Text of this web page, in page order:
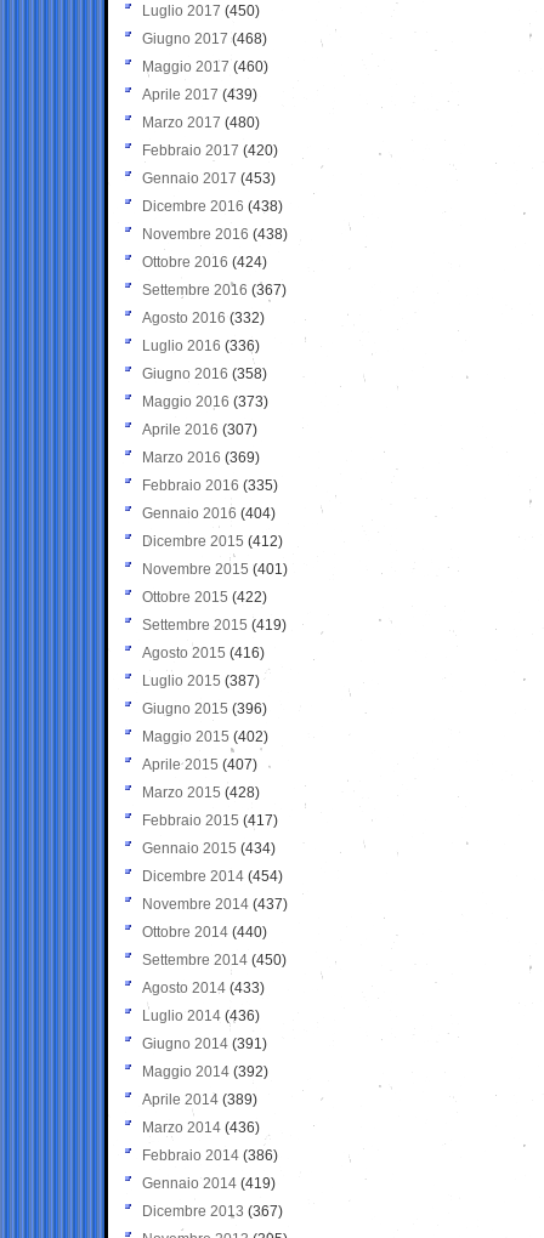
Luglio 2017 (450)
Giugno 2017 (468)
Maggio 2017 (460)
Aprile 2017 (439)
Marzo 2017 (480)
Febbraio 2017 (420)
Gennaio 2017 (453)
Dicembre 2016 (438)
Novembre 2016 (438)
Ottobre 2016 (424)
Settembre 2016 (367)
Agosto 2016 (332)
Luglio 2016 (336)
Giugno 2016 (358)
Maggio 2016 (373)
Aprile 2016 (307)
Marzo 2016 (369)
Febbraio 2016 (335)
Gennaio 2016 (404)
Dicembre 2015 (412)
Novembre 2015 (401)
Ottobre 2015 (422)
Settembre 2015 (419)
Agosto 2015 (416)
Luglio 2015 (387)
Giugno 2015 (396)
Maggio 2015 (402)
Aprile 2015 (407)
Marzo 2015 (428)
Febbraio 2015 (417)
Gennaio 2015 (434)
Dicembre 2014 (454)
Novembre 2014 (437)
Ottobre 2014 (440)
Settembre 2014 (450)
Agosto 2014 (433)
Luglio 2014 (436)
Giugno 2014 (391)
Maggio 2014 (392)
Aprile 2014 (389)
Marzo 2014 (436)
Febbraio 2014 (386)
Gennaio 2014 (419)
Dicembre 2013 (367)